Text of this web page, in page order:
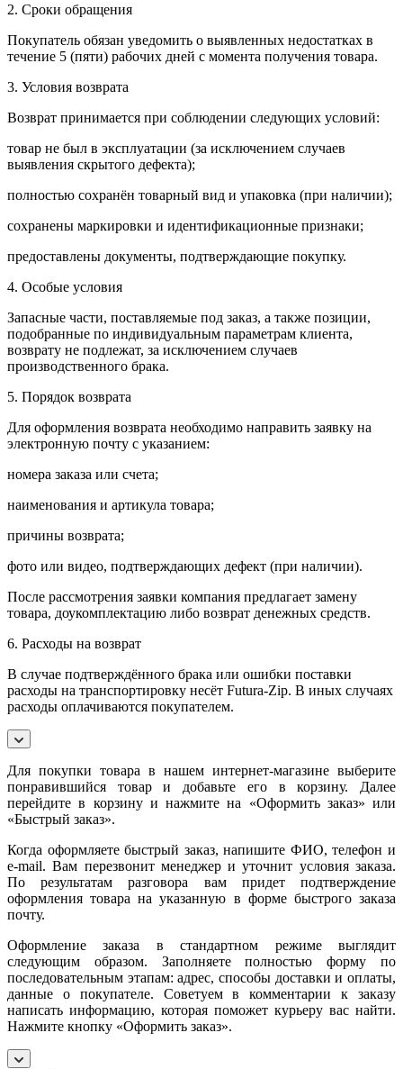
2. Сроки обращения
Покупатель обязан уведомить о выявленных недостатках в
течение 5 (пяти) рабочих дней с момента получения товара.
3. Условия возврата
Возврат принимается при соблюдении следующих условий:
товар не был в эксплуатации (за исключением случаев
выявления скрытого дефекта);
полностью сохранён товарный вид и упаковка (при наличии);
сохранены маркировки и идентификационные признаки;
предоставлены документы, подтверждающие покупку.
4. Особые условия
Запасные части, поставляемые под заказ, а также позиции,
подобранные по индивидуальным параметрам клиента,
возврату не подлежат, за исключением случаев
производственного брака.
5. Порядок возврата
Для оформления возврата необходимо направить заявку на
электронную почту с указанием:
номера заказа или счета;
наименования и артикула товара;
причины возврата;
фото или видео, подтверждающих дефект (при наличии).
После рассмотрения заявки компания предлагает замену
товара, доукомплектацию либо возврат денежных средств.
6. Расходы на возврат
В случае подтверждённого брака или ошибки поставки
расходы на транспортировку несёт Futura-Zip. В иных случаях
расходы оплачиваются покупателем.
Для покупки товара в нашем интернет-магазине выберите
понравившийся товар и добавьте его в корзину. Далее
перейдите в корзину и нажмите на «Оформить заказ» или
«Быстрый заказ».
Когда оформляете быстрый заказ, напишите ФИО, телефон и
e-mail. Вам перезвонит менеджер и уточнит условия заказа.
По результатам разговора вам придет подтверждение
оформления товара на указанную в форме быстрого заказа
почту.
Оформление заказа в стандартном режиме выглядит
следующим образом. Заполняете полностью форму по
последовательным этапам: адрес, способы доставки и оплаты,
данные о покупателе. Советуем в комментарии к заказу
написать информацию, которая поможет курьеру вас найти.
Нажмите кнопку «Оформить заказ».